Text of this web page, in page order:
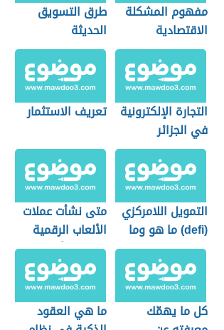
مفهوم المشكلة
الاقتصادية
طرق التسويق
الحديثة
التجارة الإلكترونية
في الجزائر
تعريف الاستثمار
التمويل اللامركزي
(defi) ما هو وما
استخداماته؟
متى نشأت عملات
الألعاب الرقمية
وما هي أبرز
أنواعها؟
كل ما يهمّك
ما هي العقود